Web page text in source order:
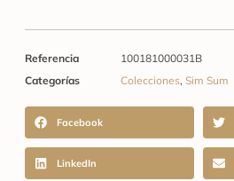
Referencia
100181000031B
Categorías
Colecciones, Sim Sum
Facebook
LinkedIn